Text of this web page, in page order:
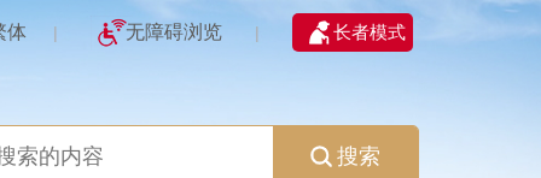
体 | 无障碍浏览 | 长者模式
搜索